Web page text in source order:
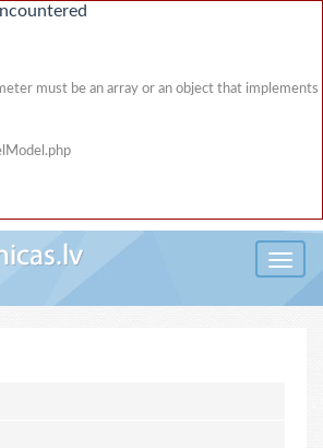
must be an array or an object that implements
Toggle